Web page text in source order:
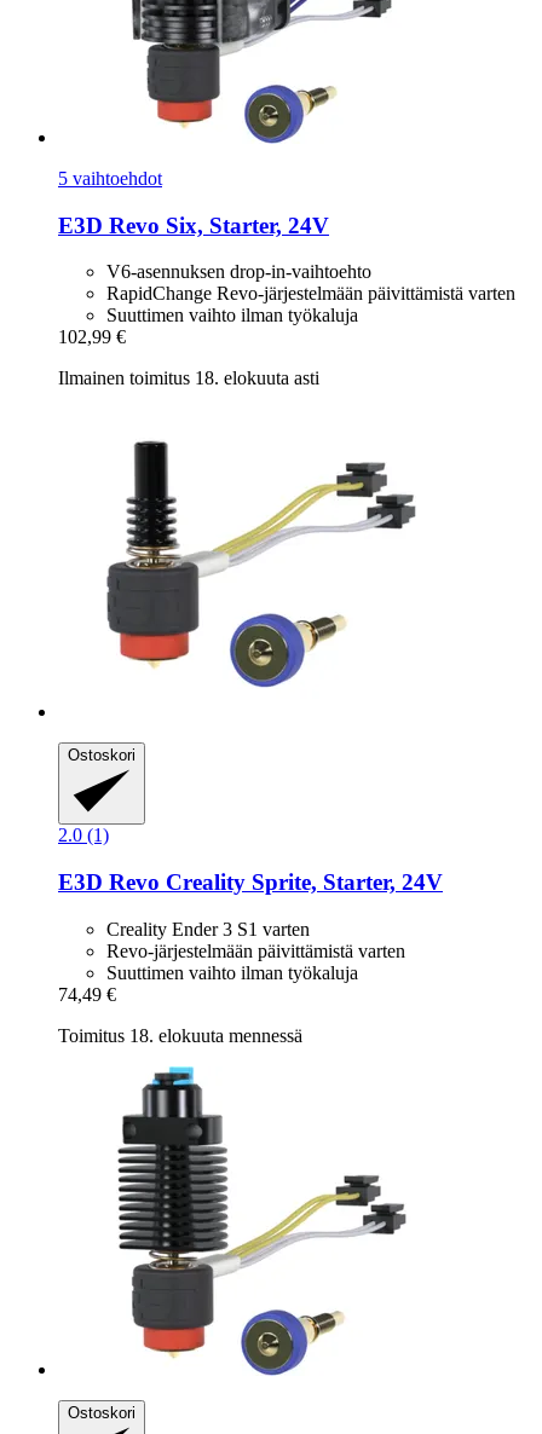
5 vaihtoehdot
E3D Revo Six, Starter, 24V
V6-asennuksen drop-in-vaihtoehto
RapidChange Revo-järjestelmään päivittämistä varten
Suuttimen vaihto ilman työkaluja
102,99 €
Ilmainen toimitus 18. elokuuta asti
Ostoskori
2.0 (1)
E3D Revo Creality Sprite, Starter, 24V
Creality Ender 3 S1 varten
Revo-järjestelmään päivittämistä varten
Suuttimen vaihto ilman työkaluja
74,49 €
Toimitus 18. elokuuta mennessä
Ostoskori